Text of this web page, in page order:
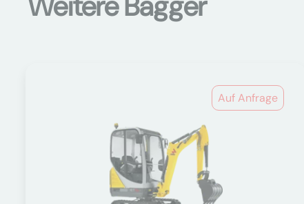
Auf Anfrage